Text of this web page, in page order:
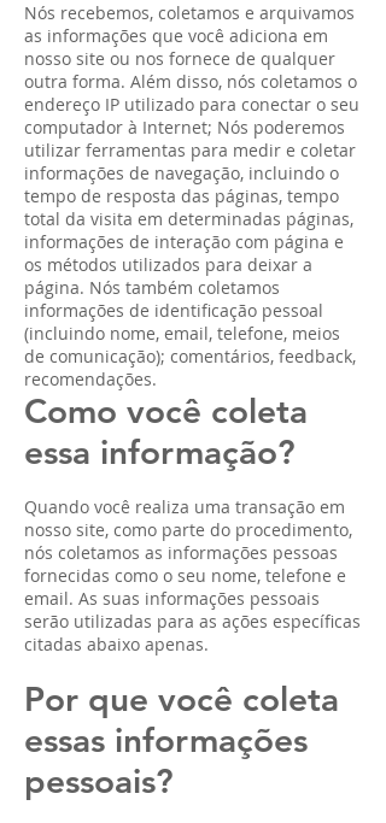
Nós recebemos, coletamos e arquivamos
as informações que você adiciona em
nosso site ou nos fornece de qualquer
outra forma. Além disso, nós coletamos o
endereço IP utilizado para conectar o seu
computador à Internet; Nós poderemos
utilizar ferramentas para medir e coletar
informações de navegação, incluindo o
tempo de resposta das páginas, tempo
total da visita em determinadas páginas,
informações de interação com página e
os métodos utilizados para deixar a
página. Nós também coletamos
informações de identificação pessoal
(incluindo nome, email, telefone, meios
de comunicação); comentários, feedback,
recomendações.
Como você coleta
essa informação?
Quando você realiza uma transação em
nosso site, como parte do procedimento,
nós coletamos as informações pessoas
fornecidas como o seu nome, telefone e
email. As suas informações pessoais
serão utilizadas para as ações específicas
citadas abaixo apenas.
Por que você coleta
essas informações
pessoais?